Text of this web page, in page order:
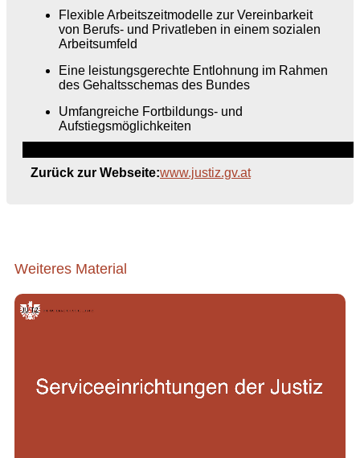
Flexible Arbeitszeitmodelle zur Vereinbarkeit
von Berufs- und Privatleben in einem sozialen
Arbeitsumfeld
Eine leistungsgerechte Entlohnung im Rahmen
des Gehaltsschemas des Bundes
Umfangreiche Fortbildungs- und
Aufstiegsmöglichkeiten
Zurück zur Webseite:www.justiz.gv.at
Weiteres Material